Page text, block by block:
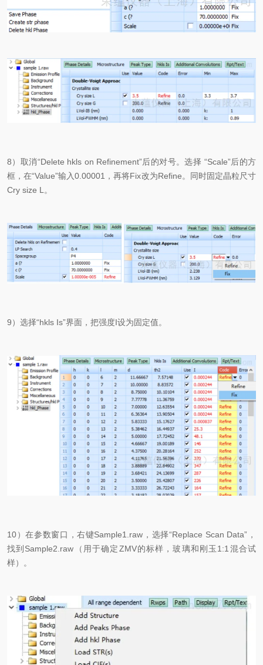
8）取消“Delete hkls on Refinement”后的对号。选择 “Scale”后的方
框，在“Value”输入0.00001，再将Fix改为Refine。同时固定晶粒尺寸
Cry size L。
9）选择“hkls Is”界面，把强度I设为固定值。
10）在参数窗口，右键Sample1.raw，选择“Replace Scan Data”，
找到Sample2.raw（用于确定ZMV的标样，玻璃和刚玉1:1混合试
样）。